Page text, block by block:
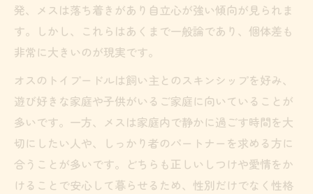
発、メスは落ち着きがあり自立心が強い傾向が見られま
す。しかし、これらはあくまで一般論であり、個体差も
非常に大きいのが現実です。
オスのトイプードルは飼い主とのスキンシップを好み、
遊び好きな家庭や子供がいるご家庭に向いていることが
多いです。一方、メスは家庭内で静かに過ごす時間を大
切にしたい人や、しっかり者のパートナーを求める方に
合うことが多いです。どちらも正しいしつけや愛情をか
けることで安心して暮らせるため、性別だけでなく性格